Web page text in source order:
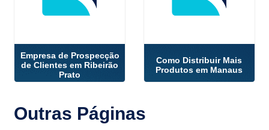
Empresa de Prospecção
de Clientes em Ribeirão
Prato
Como Distribuir Mais
Produtos em Manaus
Outras Páginas